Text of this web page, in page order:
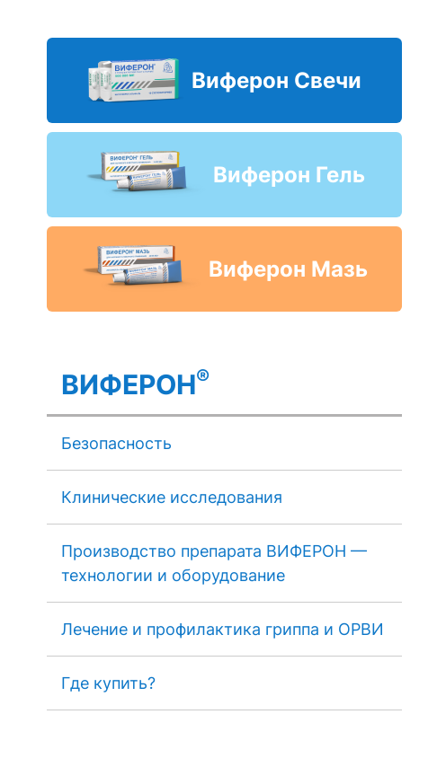
Виферон Свечи
Виферон Гель
Виферон Мазь
ВИФЕРОН®
Безопасность
Клинические исследования
Производство препарата ВИФЕРОН —
технологии и оборудование
Лечение и профилактика гриппа и ОРВИ
Где купить?